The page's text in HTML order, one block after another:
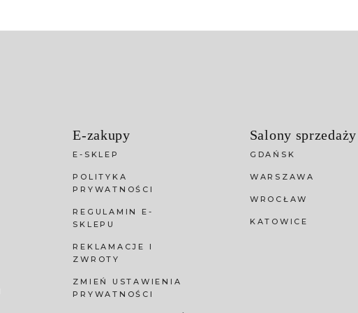
E-zakupy
E-SKLEP
POLITYKA
PRYWATNOŚCI
REGULAMIN E-
SKLEPU
REKLAMACJE I
ZWROTY
ZMIEŃ USTAWIENIA
PRYWATNOŚCI
Salony sprzedaży
GDAŃSK
WARSZAWA
WROCŁAW
KATOWICE